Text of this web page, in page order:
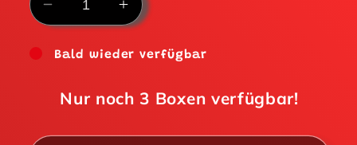
Verringere
die
Menge
PEPERO
Erhöhe
die
Menge
PEPERO
Bald wieder verfügbar
Nur noch 3 Boxen verfügbar!